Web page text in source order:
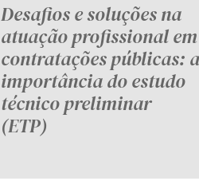
Desafios e soluções na
atuação profissional em
contratações públicas: a
importância do estudo
técnico preliminar
(ETP)